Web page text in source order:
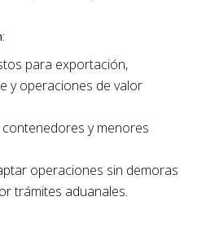
:
para exportación,
y operaciones de valor
y menores
operaciones sin demoras
trámites aduanales.